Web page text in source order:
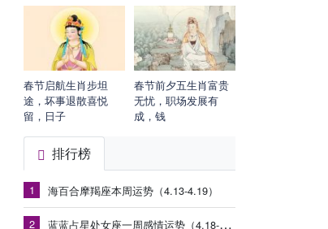
春节启航生肖步坦
途，坏事退散喜悦
留，日子
春节前夕五生肖富贵
无忧，职场发展有
成，钱
排行榜
1 海百合摩羯座本周运势（4.13-4.19）
2 蓝蓝占星处女座一周感情运势（4.18-4.24）